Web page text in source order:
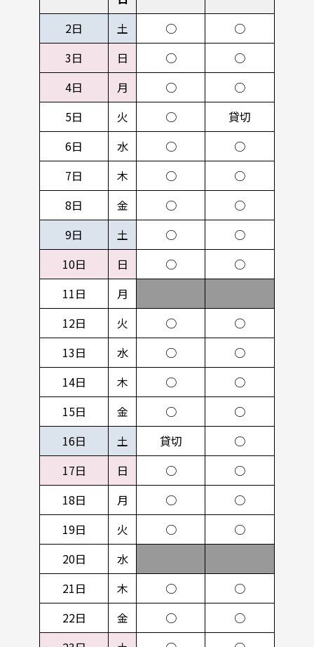
2日
土 ○
○
3日
日 ○
○
4日
月 ○
○
5日
火 ○
貸切
6日
水 ○
○
7日
木 ○
○
8日
金 ○
○
9日
土 ○
○
10日
日 ○
○
11日
月
12日
火 ○
○
13日
水 ○
○
14日
木 ○
○
15日
金 ○
○
16日
土 貸切
○
17日
日 ○
○
18日
月 ○
○
19日
火 ○
○
20日
水
21日
木 ○
○
22日
金 ○
○